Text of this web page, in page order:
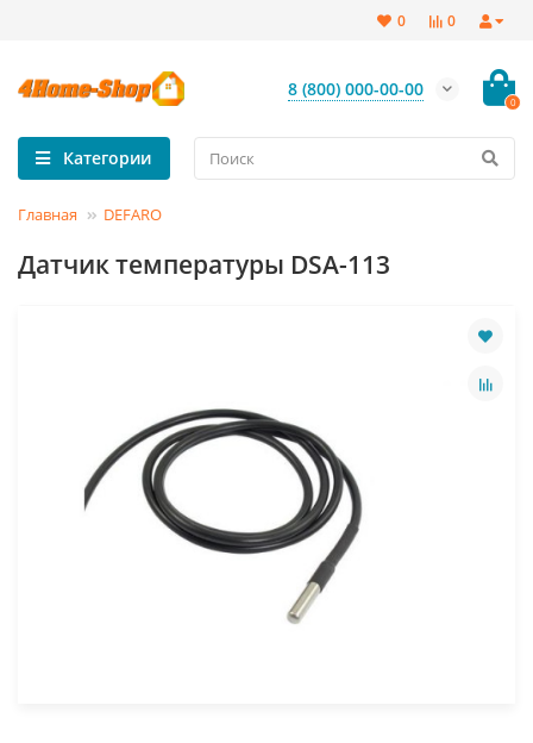
0
0
8 (800) 000-00-00
0
Категории
Главная DEFARO
Датчик температуры DSA-113